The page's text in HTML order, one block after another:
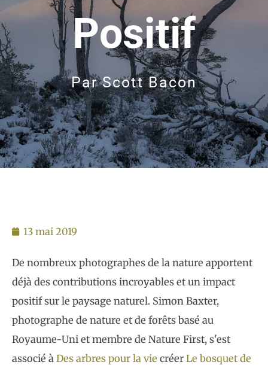
Positif
ParScott Bacon
13 mai 2019
De nombreux photographes de la nature apportent
déjà des contributions incroyables et un impact
positif sur le paysage naturel. Simon Baxter,
photographe de nature et de forêts basé au
Royaume-Uni et membre de Nature First, s'est
associé à Des arbres pour la vie créer Le bosquet de